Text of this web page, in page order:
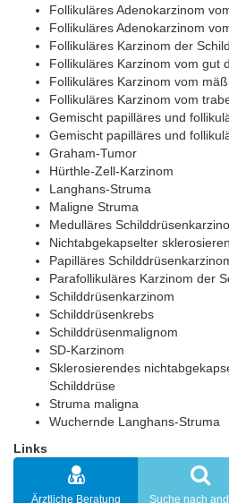
Follikuläres Adenokarzinom
Follikuläres Adenokarzinom
Follikuläres Karzinom der
Follikuläres Karzinom vom gut
Follikuläres Karzinom vom
Follikuläres Karzinom vom
Gemischt papilläres und
Gemischt papilläres und
Graham-Tumor
Hürthle-Zell-Karzinom
Langhans-Struma
Maligne Struma
Medulläres
Nichtabgekapselter
Papilläres
Parafollikuläres Karzinom der
Schilddrüsenkarzinom
Schilddrüsenkrebs
Schilddrüsenmalignom
SD-Karzinom
Sklerosierendes
Schilddrüse
Struma maligna
Wuchernde Langhans-Struma
Links
Ärztliche Beratung Suche nach